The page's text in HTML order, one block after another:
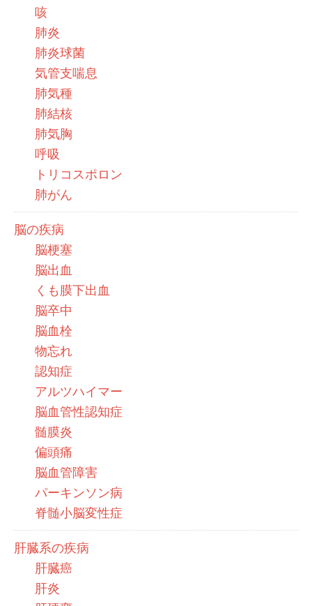
咳
肺炎
肺炎球菌
気管支喘息
肺気種
肺結核
肺気胸
呼吸
トリコスポロン
肺がん
脳の疾病
脳梗塞
脳出血
くも膜下出血
脳卒中
脳血栓
物忘れ
認知症
アルツハイマー
脳血管性認知症
髄膜炎
偏頭痛
脳血管障害
パーキンソン病
脊髄小脳変性症
肝臓系の疾病
肝臓癌
肝炎